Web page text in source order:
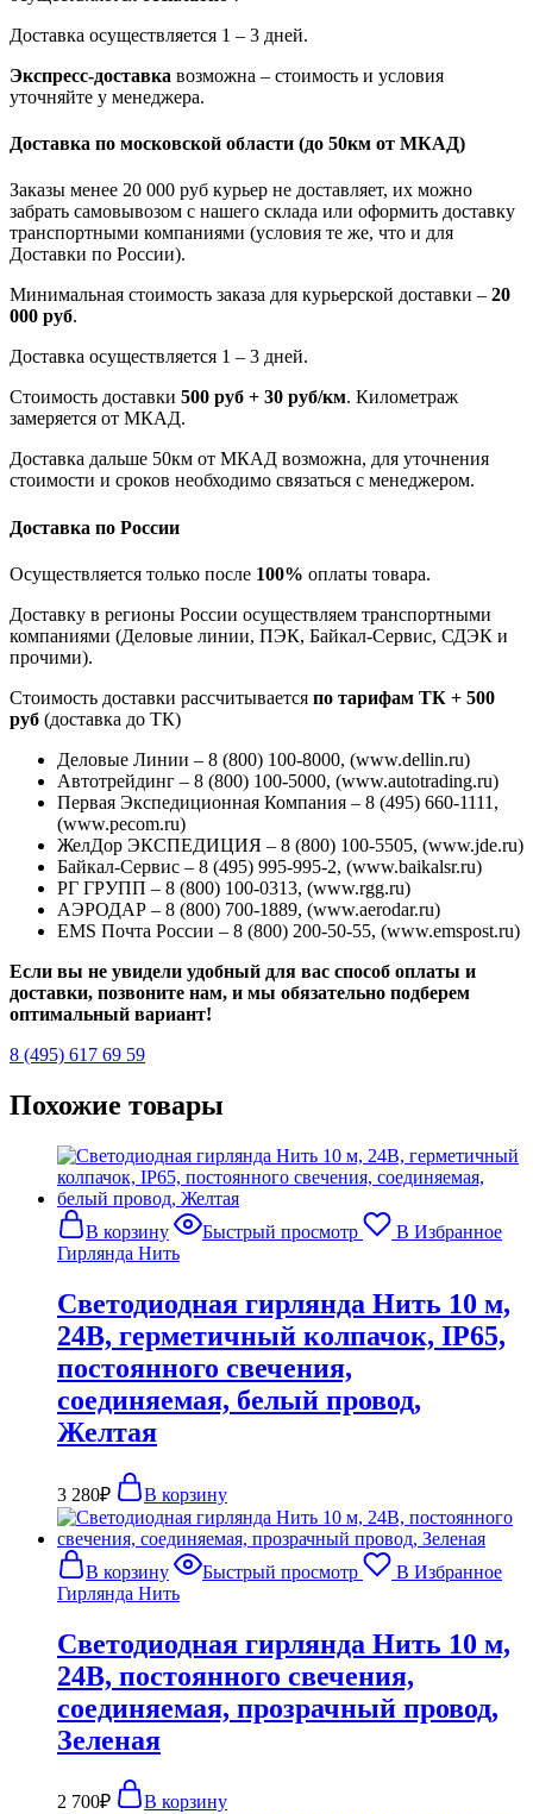
Доставка осуществляется 1 – 3 дней.
Экспресс-доставка возможна – стоимость и условия
уточняйте у менеджера.
Доставка по московской области (до 50км от МКАД)
Заказы менее 20 000 руб курьер не доставляет, их можно
забрать самовывозом с нашего склада или оформить доставку
транспортными компаниями (условия те же, что и для
Доставки по России).
Минимальная стоимость заказа для курьерской доставки – 20
000 руб.
Доставка осуществляется 1 – 3 дней.
Стоимость доставки 500 руб + 30 руб/км. Километраж
замеряется от МКАД.
Доставка дальше 50км от МКАД возможна, для уточнения
стоимости и сроков необходимо связаться с менеджером.
Доставка по России
Осуществляется только после 100% оплаты товара.
Доставку в регионы России осуществляем транспортными
компаниями (Деловые линии, ПЭК, Байкал-Сервис, СДЭК и
прочими).
Стоимость доставки рассчитывается по тарифам ТК + 500
руб (доставка до ТК)
Деловые Линии – 8 (800) 100-8000, (www.dellin.ru)
Автотрейдинг – 8 (800) 100-5000, (www.autotrading.ru)
Первая Экспедиционная Компания – 8 (495) 660-1111,
(www.pecom.ru)
ЖелДор ЭКСПЕДИЦИЯ – 8 (800) 100-5505, (www.jde.ru)
Байкал-Сервис – 8 (495) 995-995-2, (www.baikalsr.ru)
РГ ГРУПП – 8 (800) 100-0313, (www.rgg.ru)
АЭРОДАР – 8 (800) 700-1889, (www.aerodar.ru)
EMS Почта России – 8 (800) 200-50-55, (www.emspost.ru)
Если вы не увидели удобный для вас способ оплаты и
доставки, позвоните нам, и мы обязательно подберем
оптимальный вариант!
8 (495) 617 69 59
Похожие товары
В корзину Быстрый просмотр
В Избранное
Гирлянда Нить
Светодиодная гирлянда Нить 10 м,
24В, герметичный колпачок, IP65,
постоянного свечения,
соединяемая, белый провод,
Желтая
3 280₽ В корзину
В корзину Быстрый просмотр
В Избранное
Гирлянда Нить
Светодиодная гирлянда Нить 10 м,
24В, постоянного свечения,
соединяемая, прозрачный провод,
Зеленая
2 700₽ В корзину